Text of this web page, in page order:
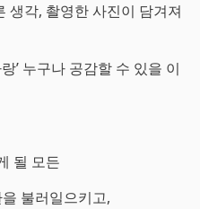
생각, 촬영한 사진이 담겨져
’ 누구나 공감할 수 있을 이
될 모든
불러일으키고,